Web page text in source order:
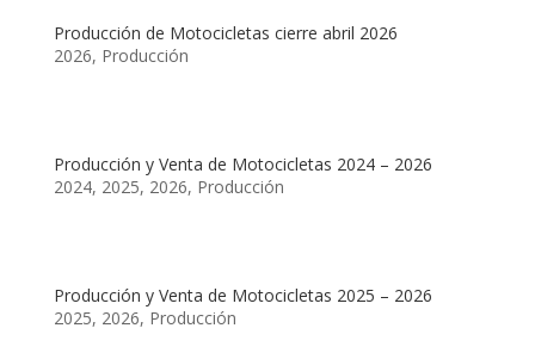
Producción de Motocicletas cierre abril 2026
2026, Producción
Producción y Venta de Motocicletas 2024 – 2026
2024, 2025, 2026, Producción
Producción y Venta de Motocicletas 2025 – 2026
2025, 2026, Producción